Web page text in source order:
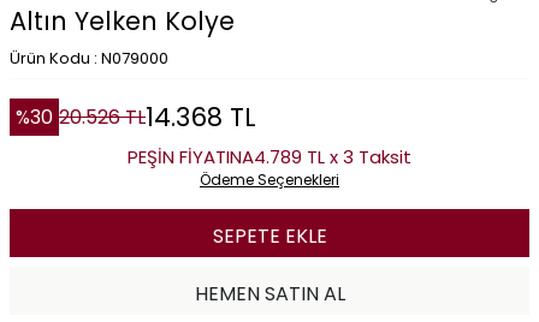
Altın Yelken Kolye
Ürün Kodu : N079000
%30 20.526TL14.368 TL
PEŞİN FİYATINA4.789 TL x 3 Taksit
Ödeme Seçenekleri
SEPETE EKLE
HEMEN SATIN AL